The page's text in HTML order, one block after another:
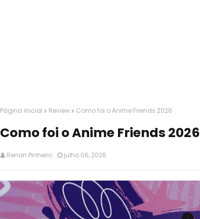
Página inicial Review Como foi o Anime Friends 2026
Como foi o Anime Friends 2026
Renan Pinheiro julho 06, 2026